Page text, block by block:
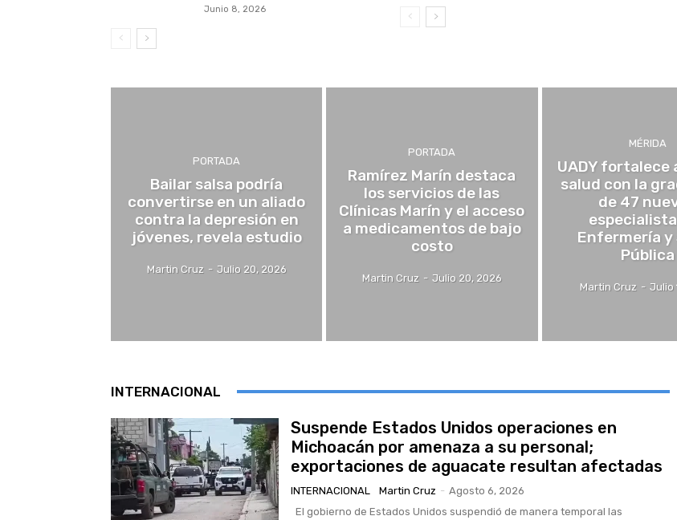
Junio 8, 2026
PORTADA
Bailar salsa podría
convertirse en un aliado
contra la depresión en
jóvenes, revela estudio
Martin Cruz - Julio 20, 2026
PORTADA
Ramírez Marín destaca
los servicios de las
Clínicas Marín y el acceso
a medicamentos de bajo
costo
Martin Cruz - Julio 20, 2026
MÉRIDA
UADY fortalece
salud con la
de 47
Enfermería y
Pública
Martin Cruz - Julio
INTERNACIONAL
Suspende Estados Unidos operaciones en
Michoacán por amenaza a su personal;
exportaciones de aguacate resultan afectadas
INTERNACIONAL Martin Cruz - Agosto 6, 2026